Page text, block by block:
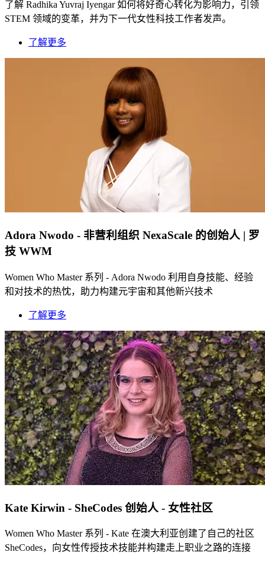
了解 Radhika Yuvraj Iyengar 如何将好奇心转化为影响力，引领
STEM 领域的变革，并为下一代女性科技工作者发声。
了解更多
Adora Nwodo - 非营利组织 NexaScale 的创始人 | 罗
技 WWM
Women Who Master 系列 - Adora Nwodo 利用自身技能、经验
和对技术的热忱，助力构建元宇宙和其他新兴技术
了解更多
Kate Kirwin - SheCodes 创始人 - 女性社区
Women Who Master 系列 - Kate 在澳大利亚创建了自己的社区
SheCodes，向女性传授技术技能并构建走上职业之路的连接